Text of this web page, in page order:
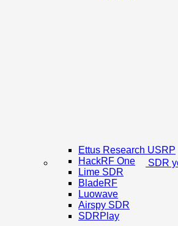
SDR
Ettus Research USRP
HackRF One
Lime SDR
BladeRF
Luowave
Airspy SDR
SDRPlay